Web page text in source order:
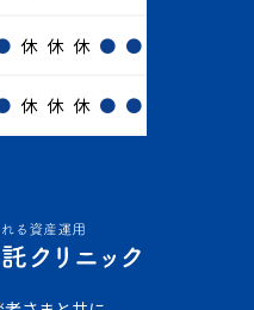
休 休 休 ● ●
休 休 休 ● ●